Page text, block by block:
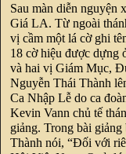
Sau màn diễn nguyện
Giá LA. Từ ngoài
vị cầm một lá cờ ghi
18 cờ hiệu được dựng
và hai vị Giám Mục,
Nguyễn Thái Thành
Ca Nhập Lễ do ca
Kevin Vann chủ tế
giảng. Trong bài
Thành nói, “Đối với